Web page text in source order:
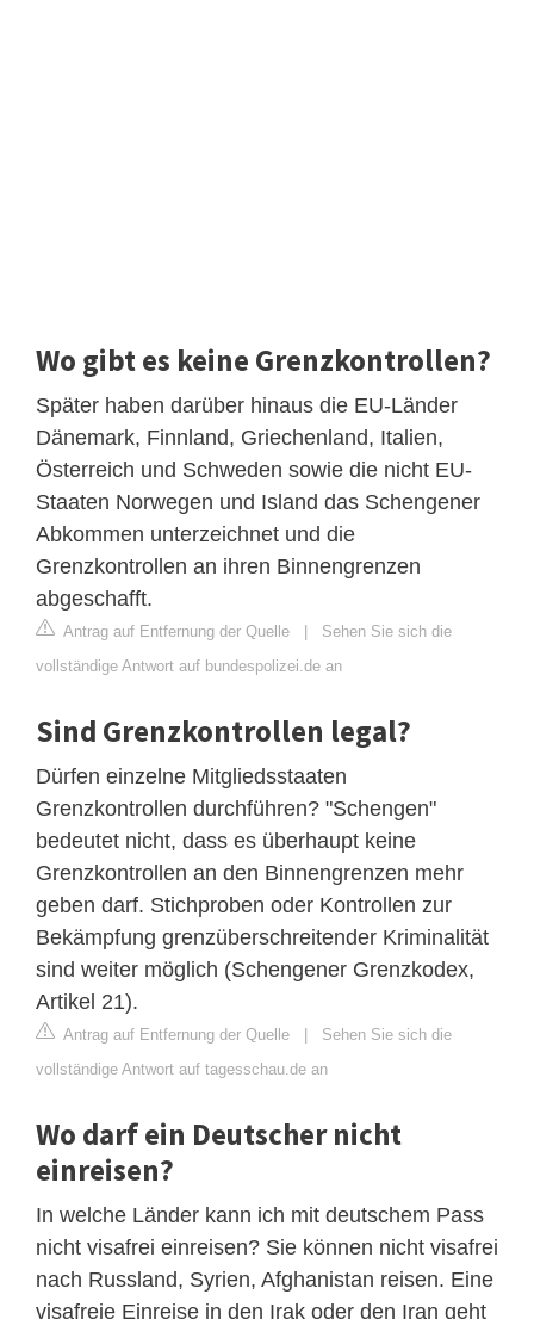
Wo gibt es keine Grenzkontrollen?
Später haben darüber hinaus die EU-Länder
Dänemark, Finnland, Griechenland, Italien,
Österreich und Schweden sowie die nicht EU-
Staaten Norwegen und Island das Schengener
Abkommen unterzeichnet und die
Grenzkontrollen an ihren Binnengrenzen
abgeschafft.
Antrag auf Entfernung der Quelle | Sehen Sie sich die
vollständige Antwort auf bundespolizei.de an
Sind Grenzkontrollen legal?
Dürfen einzelne Mitgliedsstaaten
Grenzkontrollen durchführen? "Schengen"
bedeutet nicht, dass es überhaupt keine
Grenzkontrollen an den Binnengrenzen mehr
geben darf. Stichproben oder Kontrollen zur
Bekämpfung grenzüberschreitender Kriminalität
sind weiter möglich (Schengener Grenzkodex,
Artikel 21).
Antrag auf Entfernung der Quelle | Sehen Sie sich die
vollständige Antwort auf tagesschau.de an
Wo darf ein Deutscher nicht
einreisen?
In welche Länder kann ich mit deutschem Pass
nicht visafrei einreisen? Sie können nicht visafrei
nach Russland, Syrien, Afghanistan reisen. Eine
visafreie Einreise in den Irak oder den Iran geht